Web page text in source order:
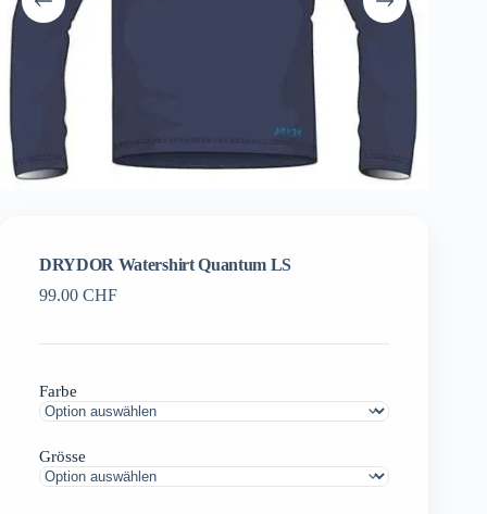
DRYDOR Watershirt Quantum LS
99.00 CHF
Farbe
Grösse